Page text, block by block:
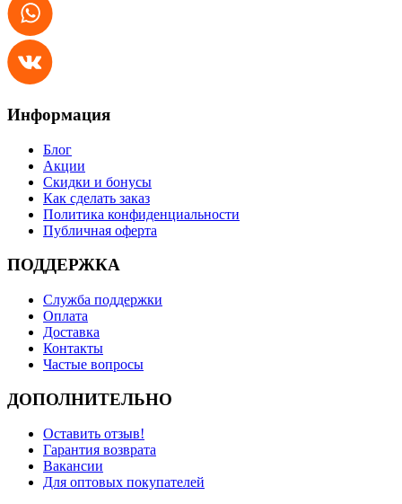
Информация
Блог
Акции
Скидки и бонусы
Как сделать заказ
Политика конфиденциальности
Публичная оферта
ПОДДЕРЖКА
Служба поддержки
Оплата
Доставка
Контакты
Частые вопросы
ДОПОЛНИТЕЛЬНО
Оставить отзыв!
Гарантия возврата
Вакансии
Для оптовых покупателей